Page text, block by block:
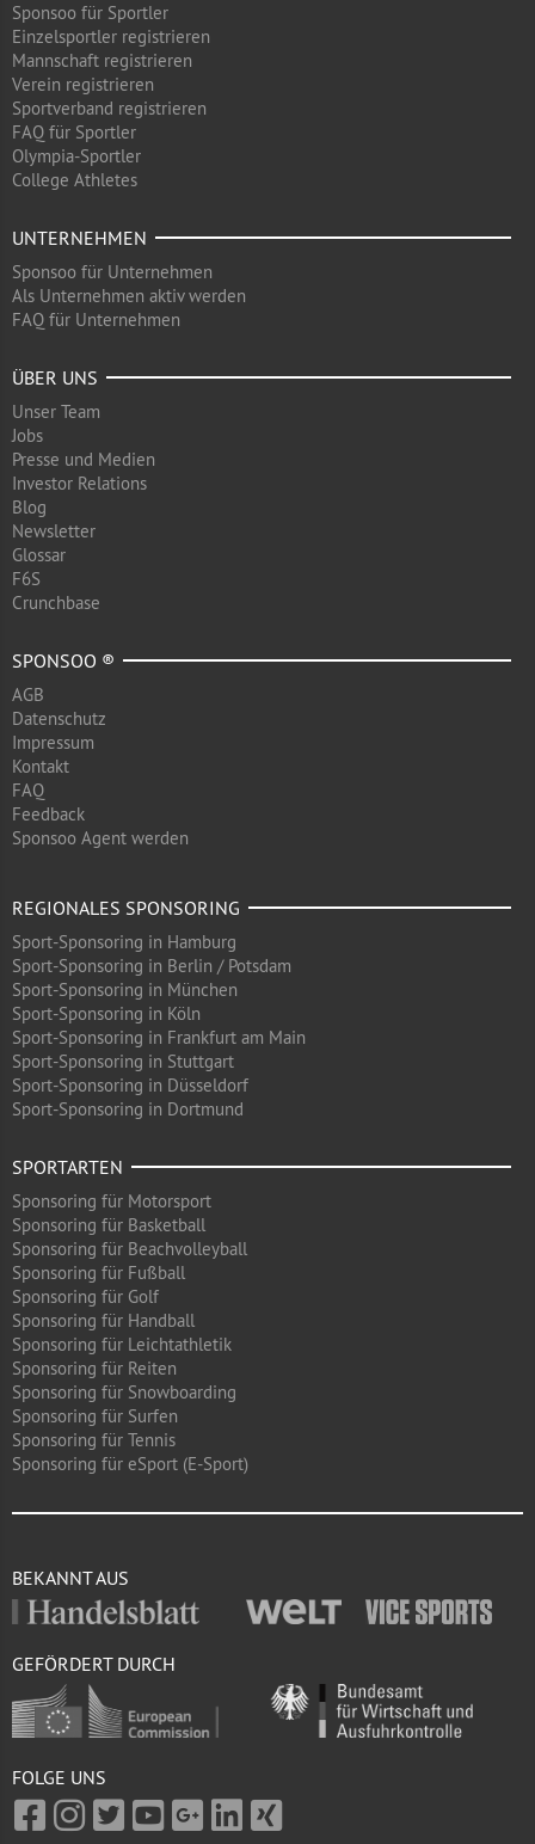
Sponsoo für Sportler
Einzelsportler registrieren
Mannschaft registrieren
Verein registrieren
Sportverband registrieren
FAQ für Sportler
Olympia-Sportler
College Athletes
UNTERNEHMEN
Sponsoo für Unternehmen
Als Unternehmen aktiv werden
FAQ für Unternehmen
ÜBER UNS
Unser Team
Jobs
Presse und Medien
Investor Relations
Blog
Newsletter
Glossar
F6S
Crunchbase
SPONSOO ®
AGB
Datenschutz
Impressum
Kontakt
FAQ
Feedback
Sponsoo Agent werden
REGIONALES SPONSORING
Sport-Sponsoring in Hamburg
Sport-Sponsoring in Berlin / Potsdam
Sport-Sponsoring in München
Sport-Sponsoring in Köln
Sport-Sponsoring in Frankfurt am Main
Sport-Sponsoring in Stuttgart
Sport-Sponsoring in Düsseldorf
Sport-Sponsoring in Dortmund
SPORTARTEN
Sponsoring für Motorsport
Sponsoring für Basketball
Sponsoring für Beachvolleyball
Sponsoring für Fußball
Sponsoring für Golf
Sponsoring für Handball
Sponsoring für Leichtathletik
Sponsoring für Reiten
Sponsoring für Snowboarding
Sponsoring für Surfen
Sponsoring für Tennis
Sponsoring für eSport (E-Sport)
BEKANNT AUS
GEFÖRDERT DURCH
FOLGE UNS